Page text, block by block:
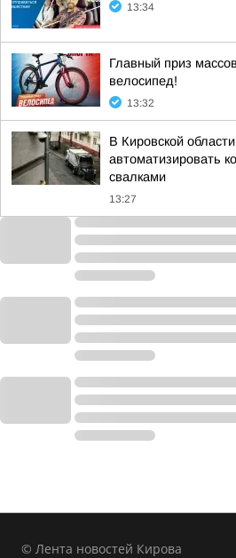
13:34
Главный приз
велосипед!
13:32
В Кировской
автоматизировать
свалками
13:27
© Лента новостей Кирова